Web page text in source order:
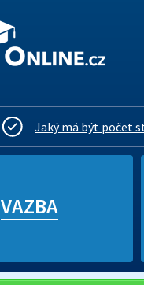
Jaký má být počet
VAZBA